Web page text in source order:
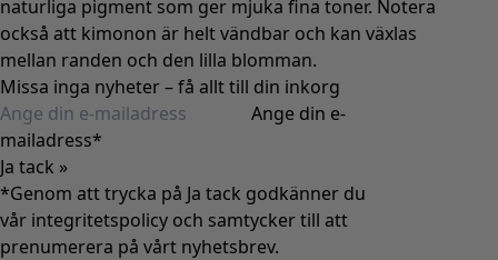
naturliga pigment som ger mjuka fina toner. Notera
också att kimonon är helt vändbar och kan växlas
mellan randen och den lilla blomman.
Missa inga nyheter – få allt till din inkorg
Ange din e-
mailadress*
Ja tack »
*Genom att trycka på Ja tack godkänner du
vår integritetspolicy och samtycker till att
prenumerera på vårt nyhetsbrev.